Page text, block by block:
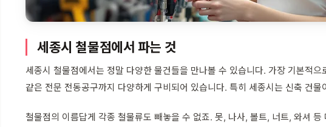
세종시 철물점에서 파는 것
세종시 철물점에서는 정말 다양한 물건들을 만나볼 수 있습니다. 가장 기본적
같은 전문 전동공구까지 다양하게 구비되어 있습니다. 특히 세종시는 신축 건
철물점의 이름답게 각종 철물류도 빼놓을 수 없죠. 못, 나사, 볼트, 너트, 와셔